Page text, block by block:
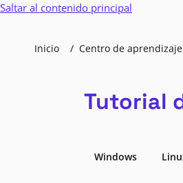
Saltar al contenido principal
Inicio Centro de aprendizaje
Tutorial
Windows